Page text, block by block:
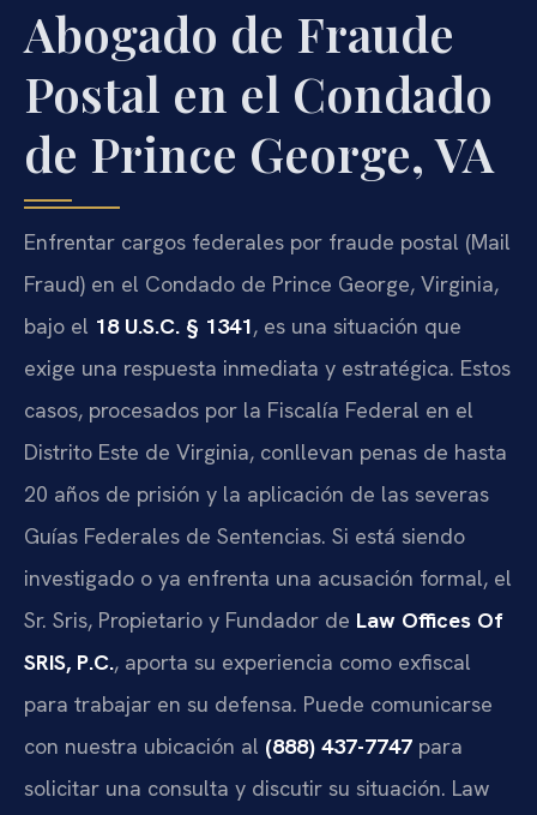
Abogado de Fraude
Postal en el Condado
de Prince George, VA
Enfrentar cargos federales por fraude postal (Mail
Fraud) en el Condado de Prince George, Virginia,
bajo el 18 U.S.C. § 1341, es una situación que
exige una respuesta inmediata y estratégica. Estos
casos, procesados por la Fiscalía Federal en el
Distrito Este de Virginia, conllevan penas de hasta
20 años de prisión y la aplicación de las severas
Guías Federales de Sentencias. Si está siendo
investigado o ya enfrenta una acusación formal, el
Sr. Sris, Propietario y Fundador de Law Offices Of
SRIS, P.C., aporta su experiencia como exfiscal
para trabajar en su defensa. Puede comunicarse
con nuestra ubicación al (888) 437-7747 para
solicitar una consulta y discutir su situación. Law